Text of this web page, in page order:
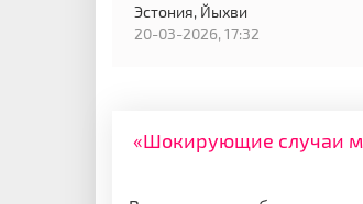
Эстония, Йыхви
20-03-2026, 17:32
«Шокирующие случаи